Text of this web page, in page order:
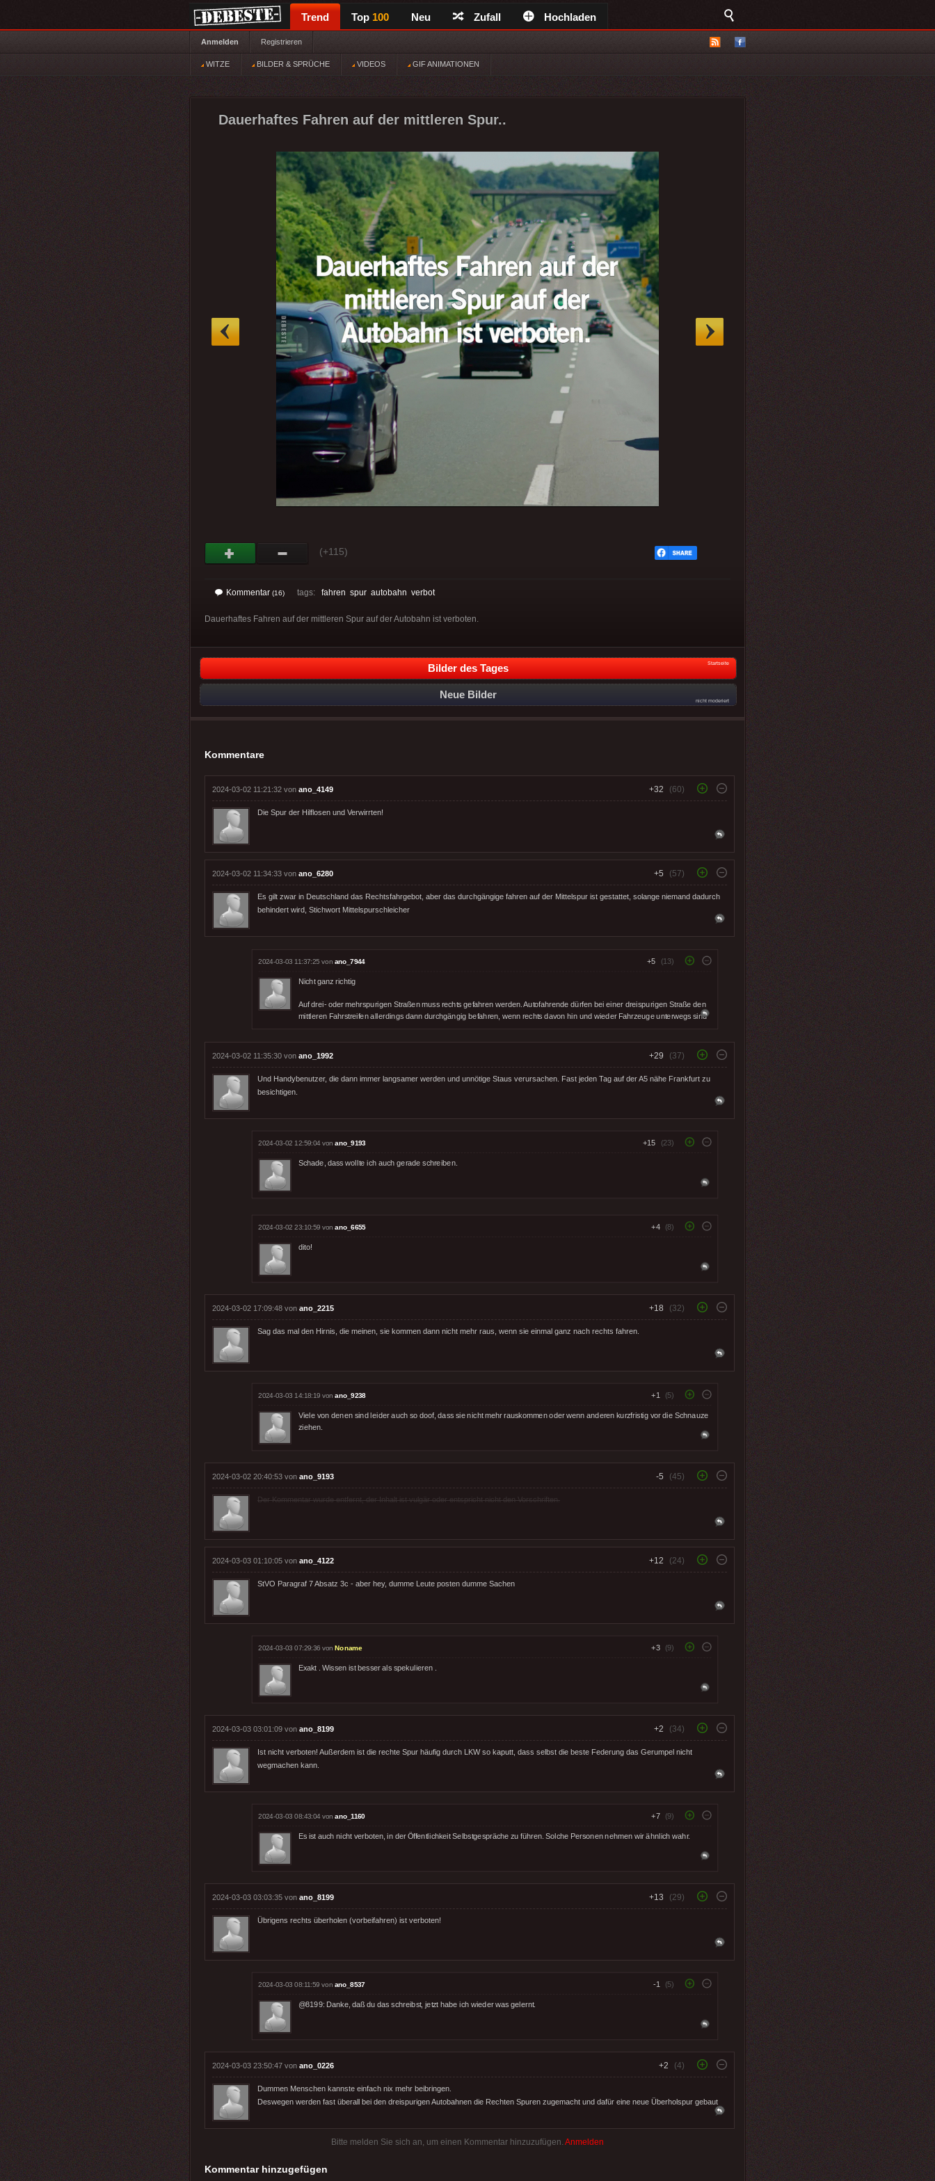
Trend Top 100 Neu Zufall Hochladen
Anmelden Registrieren
WITZE BILDER & SPRÜCHE VIDEOS GIF ANIMATIONEN
Dauerhaftes Fahren auf der mittleren Spur..
(+115)
Kommentar (16) tags: fahren spur autobahn verbot
Dauerhaftes Fahren auf der mittleren Spur auf der Autobahn ist verboten.
Bilder des Tages Startseite
Neue Bilder
nicht moderiert
Kommentare
2024-03-02 11:21:32 von ano_4149 +32 (60)
Die Spur der Hilflosen und Verwirrten!
2024-03-02 11:34:33 von ano_6280 +5 (57)
Es gilt zwar in Deutschland das Rechtsfahrgebot, aber das durchgängige fahren auf der Mittelspur ist gestattet, solange niemand dadurch
behindert wird, Stichwort Mittelspurschleicher
2024-03-03 11:37:25 von ano_7944 +5 (13)
Nicht ganz richtig
Auf drei- oder mehrspurigen Straßen muss rechts gefahren werden. Autofahrende dürfen bei einer dreispurigen Straße den
mittleren Fahrstreifen allerdings dann durchgängig befahren, wenn rechts davon hin und wieder Fahrzeuge unterwegs sind
2024-03-02 11:35:30 von ano_1992 +29 (37)
Und Handybenutzer, die dann immer langsamer werden und unnötige Staus verursachen. Fast jeden Tag auf der A5 nähe Frankfurt zu
besichtigen.
2024-03-02 12:59:04 vonano_9193 +15 (23)
Schade, dass wollte ich auch gerade schreiben.
2024-03-02 23:10:59 vonano_6655 +4 (8)
dito!
2024-03-02 17:09:48 von ano_2215 +18 (32)
Sag das mal den Hirnis, die meinen, sie kommen dann nicht mehr raus, wenn sie einmal ganz nach rechts fahren.
2024-03-03 14:18:19 vonano_9238 +1 (5)
Viele von denen sind leider auch so doof, dass sie nicht mehr rauskommen oder wenn anderen kurzfristig vor die Schnauze
ziehen.
2024-03-02 20:40:53 von ano_9193 -5 (45)
Der Kommentar wurde entfernt, der Inhalt ist vulgär oder entspricht nicht den Vorschriften.
2024-03-03 01:10:05 von ano_4122 +12 (24)
StVO Paragraf 7 Absatz 3c - aber hey, dumme Leute posten dumme Sachen
2024-03-03 07:29:36 vonNoname +3 (9)
Exakt . Wissen ist besser als spekulieren .
2024-03-03 03:01:09 von ano_8199 +2 (34)
Ist nicht verboten! Außerdem ist die rechte Spur häufig durch LKW so kaputt, dass selbst die beste Federung das Gerumpel nicht
wegmachen kann.
2024-03-03 08:43:04 vonano_1160 +7 (9)
Es ist auch nicht verboten, in der Öffentlichkeit Selbstgespräche zu führen. Solche Personen nehmen wir ähnlich wahr.
2024-03-03 03:03:35 von ano_8199 +13 (29)
Übrigens rechts überholen (vorbeifahren) ist verboten!
2024-03-03 08:11:59 von ano_8537 -1 (5)
@8199: Danke, daß du das schreibst, jetzt habe ich wieder was gelernt.
2024-03-03 23:50:47 von ano_0226 +2 (4)
Dummen Menschen kannste einfach nix mehr beibringen.
Deswegen werden fast überall bei den dreispurigen Autobahnen die Rechten Spuren zugemacht und dafür eine neue Überholspur gebaut
Bitte melden Sie sich an, um einen Kommentar hinzuzufügen. Anmelden
Kommentar hinzugefügen